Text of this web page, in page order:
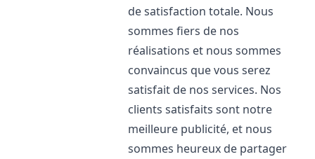
de satisfaction totale. Nous
sommes fiers de nos
réalisations et nous sommes
convaincus que vous serez
satisfait de nos services. Nos
clients satisfaits sont notre
meilleure publicité, et nous
sommes heureux de partager